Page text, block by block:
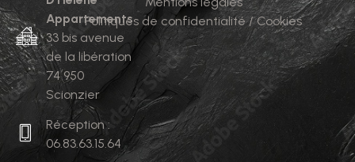
Appartements
33 bis avenue
de la libération
74 950
Scionzier
Réception :
06.83.63.15.64
Politiques de confidentialité / Cookies